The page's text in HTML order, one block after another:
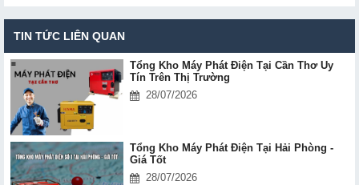
TIN TỨC LIÊN QUAN
Tổng Kho Máy Phát Điện Tại Cần Thơ Uy
Tín Trên Thị Trường
28/07/2026
Tổng Kho Máy Phát Điện Tại Hải Phòng -
Giá Tốt
28/07/2026